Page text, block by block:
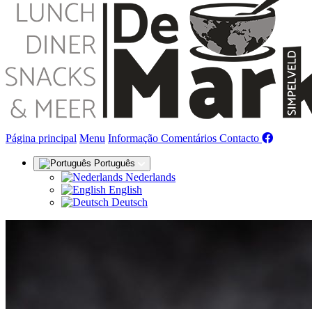
Página principal Menu Informação Comentários Contacto (actual)
Português
Nederlands
English
Deutsch